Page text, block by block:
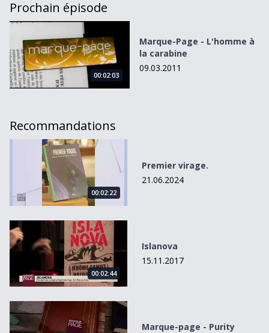
Prochain épisode
Marque-Page - L&#039;homme à la carabine
00:02:03
Marque-Page - L'homme à
la carabine
09.03.2011
Recommandations
Premier virage.
00:02:22
Premier virage.
21.06.2024
Islanova
00:02:44
Islanova
15.11.2017
Marque-page - Purity
Marque-page - Purity